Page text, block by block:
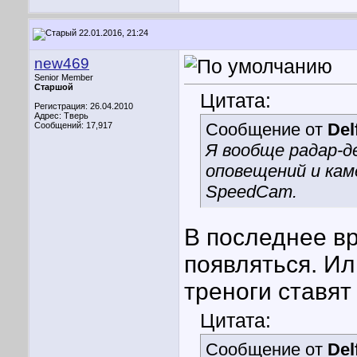
22.01.2016, 21:24
new469
Senior Member
Старшой
Регистрация: 26.04.2010
Адрес: Тверь
Сообщений: 17,917
Цитата:
Сообщение от
Я вообще радар-
оповещений и
SpeedCam.
В последнее
появляться.
треноги
Цитата:
Сообщение от